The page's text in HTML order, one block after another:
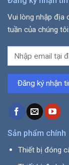
Vui lòng nhập địa
tuần của chúng tôi:
Sản phẩm chính
Thiết bị đóng